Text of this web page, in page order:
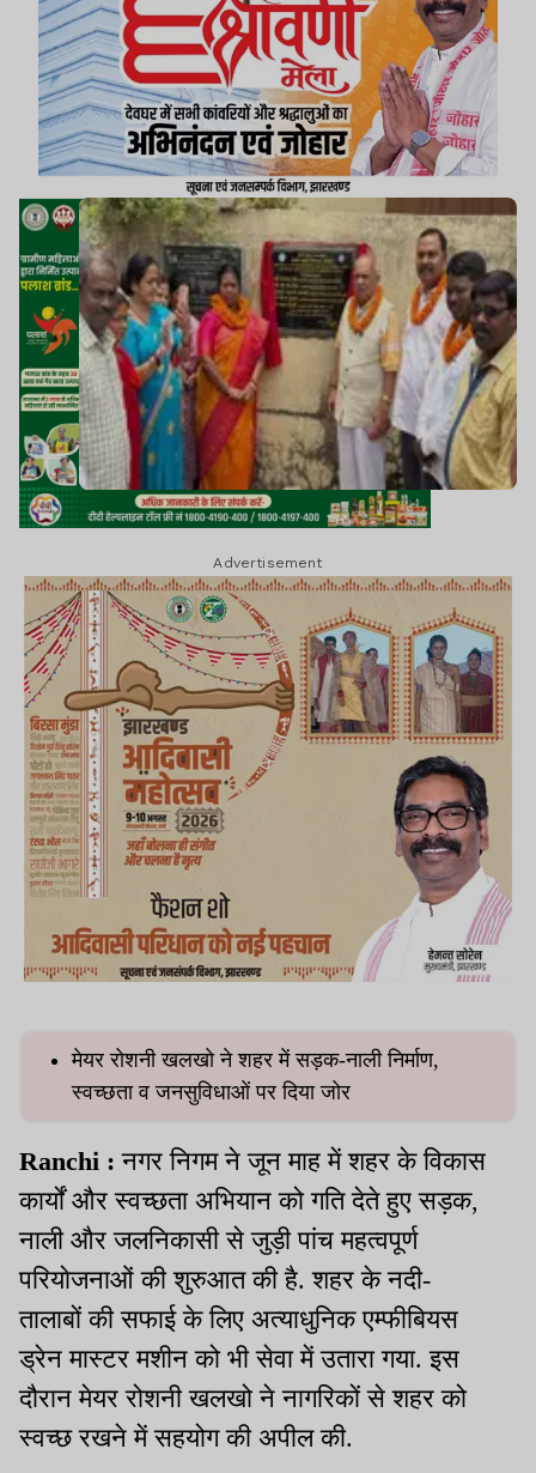
Advertisement
मेयर रोशनी खलखो ने शहर में सड़क-नाली निर्माण,
स्वच्छता व जनसुविधाओं पर दिया जोर
Ranchi :नगर निगम ने जून माह में शहर के विकास
कार्यों और स्वच्छता अभियान को गति देते हुए सड़क,
नाली और जलनिकासी से जुड़ी पांच महत्वपूर्ण
परियोजनाओं की शुरुआत की है. शहर के नदी-
तालाबों की सफाई के लिए अत्याधुनिक एम्फीबियस
ड्रेन मास्टर मशीन को भी सेवा में उतारा गया. इस
दौरान मेयर रोशनी खलखो ने नागरिकों से शहर को
स्वच्छ रखने में सहयोग की अपील की.